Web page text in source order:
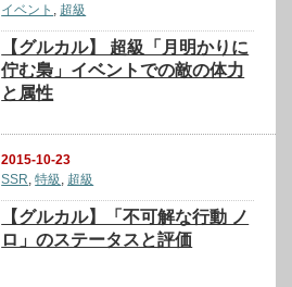
イベント
超級
【グルカル】 超級「月明かりに
佇む梟」イベントでの敵の体力
と属性
2015-10-23
SSR,特級, 超級
【グルカル】「不可解な行動 ノ
ロ」のステータスと評価